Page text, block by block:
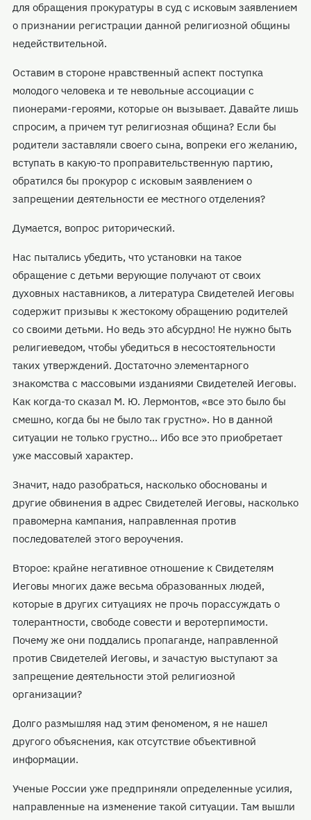
для обращения прокуратуры в суд с исковым заявлением
о признании регистрации данной религиозной общины
недействительной.
Оставим в стороне нравственный аспект поступка
молодого человека и те невольные ассоциации с
пионерами-героями, которые он вызывает. Давайте лишь
спросим, а причем тут религиозная община? Если бы
родители заставляли своего сына, вопреки его желанию,
вступать в какую-то проправительственную партию,
обратился бы прокурор с исковым заявлением о
запрещении деятельности ее местного отделения?
Думается, вопрос риторический.
Нас пытались убедить, что установки на такое
обращение с детьми верующие получают от своих
духовных наставников, а литература Свидетелей Иеговы
содержит призывы к жестокому обращению родителей
со своими детьми. Но ведь это абсурдно! Не нужно быть
религиеведом, чтобы убедиться в несостоятельности
таких утверждений. Достаточно элементарного
знакомства с массовыми изданиями Свидетелей Иеговы.
Как когда-то сказал М. Ю. Лермонтов, «все это было бы
смешно, когда бы не было так грустно». Но в данной
ситуации не только грустно... Ибо все это приобретает
уже массовый характер.
Значит, надо разобраться, насколько обоснованы и
другие обвинения в адрес Свидетелей Иеговы, насколько
правомерна кампания, направленная против
последователей этого вероучения.
Второе: крайне негативное отношение к Свидетелям
Иеговы многих даже весьма образованных людей,
которые в других ситуациях не прочь порассуждать о
толерантности, свободе совести и веротерпимости.
Почему же они поддались пропаганде, направленной
против Свидетелей Иеговы, и зачастую выступают за
запрещение деятельности этой религиозной
организации?
Долго размышляя над этим феноменом, я не нашел
другого объяснения, как отсутствие объективной
информации.
Ученые России уже предприняли определенные усилия,
направленные на изменение такой ситуации. Там вышли